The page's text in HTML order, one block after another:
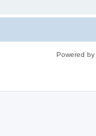
Powered by